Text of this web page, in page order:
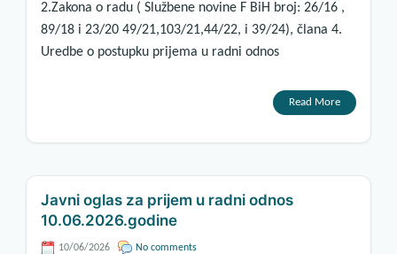
2.Zakona o radu ( Službene novine F BiH broj: 26/16 ,
89/18 i 23/20 49/21,103/21,44/22, i 39/24), člana 4.
Uredbe o postupku prijema u radni odnos
Read More
Javni oglas za prijem u radni odnos
10.06.2026.godine
10/06/2026 No comments